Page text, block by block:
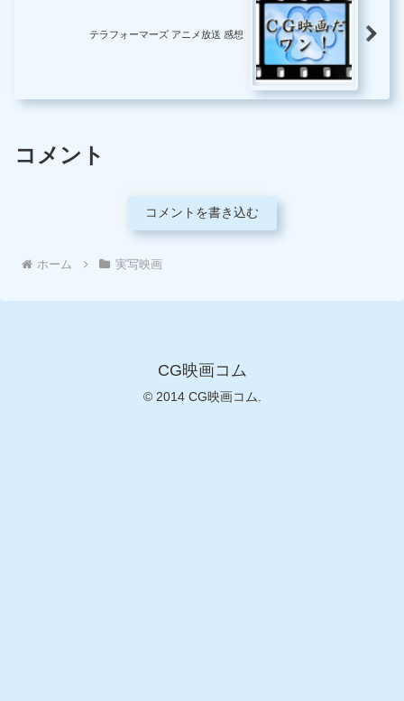
テラフォーマーズ アニメ放送 感想
コメント
コメントを書き込む
ホーム 実写映画
CG映画コム
© 2014 CG映画コム.